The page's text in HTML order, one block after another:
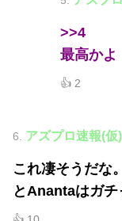
>>4
最高かよ
👍 2
6. アズプロ速報(仮)
これ凄そうだな
とAnantaはガチ